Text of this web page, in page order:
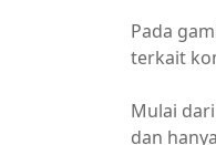
Pada
terkait
Mulai
dan